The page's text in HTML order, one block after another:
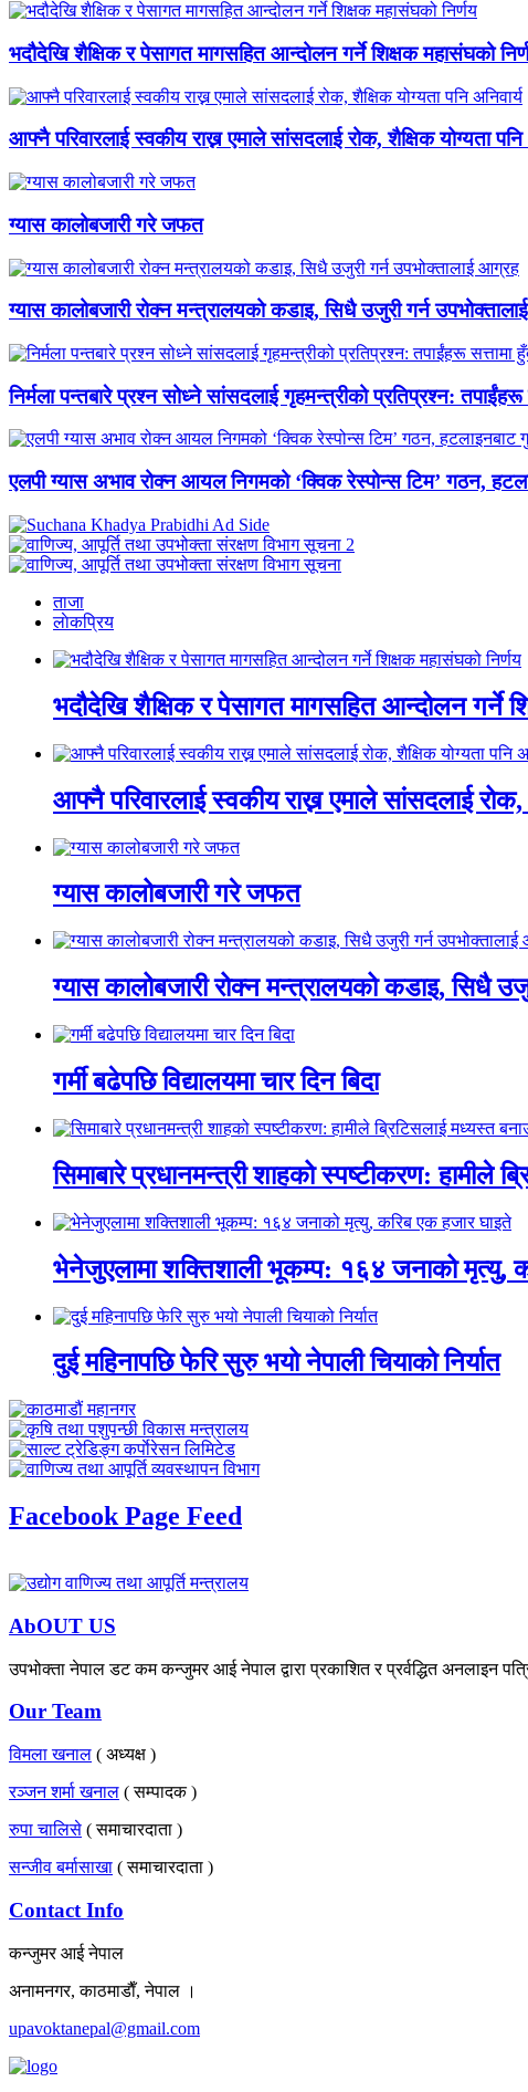
भदौदेखि शैक्षिक र पेसागत मागसहित आन्दोलन गर्ने शिक्षक महासंघको
आफ्नै परिवारलाई स्वकीय राख्न एमाले सांसदलाई रोक, शैक्षिक योग्यता पनि
ग्यास कालोबजारी गरे जफत
ग्यास कालोबजारी रोक्न मन्त्रालयको कडाइ, सिधै उजुरी गर्न
निर्मला पन्तबारे प्रश्न सोध्ने सांसदलाई गृहमन्त्रीको प्रतिप्रश्न: तपाईंहरू
एलपी ग्यास अभाव रोक्न आयल निगमको ‘क्विक रेस्पोन्स टिम’ गठन,
ताजा
लाेकप्रिय
भदौदेखि शैक्षिक र पेसागत मागसहित आन्दोलन गर्ने
आफ्नै परिवारलाई स्वकीय राख्न एमाले सांसदलाई रोक,
ग्यास कालोबजारी गरे जफत
ग्यास कालोबजारी रोक्न मन्त्रालयको कडाइ, सिधै
गर्मी बढेपछि विद्यालयमा चार दिन बिदा
सिमाबारे प्रधानमन्त्री शाहको स्पष्टीकरण: हामीले
भेनेजुएलामा शक्तिशाली भूकम्प: १६४ जनाको मृत्यु,
दुई महिनापछि फेरि सुरु भयो नेपाली चियाको निर्यात
Facebook Page Feed
AbOUT US
उपभोक्ता नेपाल डट कम कन्जुमर आई नेपाल द्वारा प्रकाशित र प्रर्वद्धित अनलाइन
Our Team
विमला खनाल ( अध्यक्ष )
रञ्जन शर्मा खनाल ( सम्पादक )
रुपा चालिसे ( समाचारदाता )
सन्जीव बर्मासाखा ( समाचारदाता )
Contact Info
कन्जुमर आई नेपाल
अनामनगर, काठमाडाैँ, नेपाल ।
upavoktanepal@gmail.com